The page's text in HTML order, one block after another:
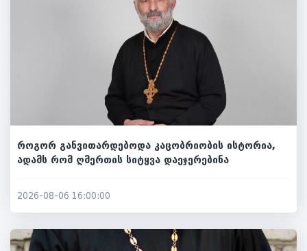
როგორ განვითარდებოდა კაცობრიობის ისტორია,
ადამს რომ ღმერთის სიტყვა დაეჯერებინა
2026-08-06 16:00:00